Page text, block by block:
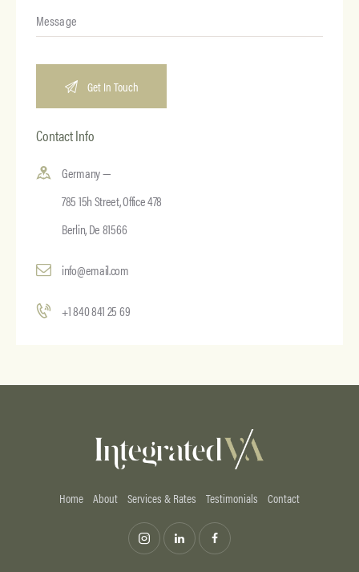
Contact Info
Germany —
785 15h Street, Office 478
Berlin, De 81566
info@email.com
+1 840 841 25 69
Home About Services & Rates Testimonials Contact